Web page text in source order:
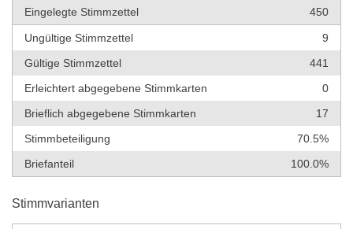
Eingelegte Stimmzettel
450
Ungültige Stimmzettel
9
Gültige Stimmzettel
441
Erleichtert abgegebene Stimmkarten
0
Brieflich abgegebene Stimmkarten
17
Stimmbeteiligung
70.5%
Briefanteil
100.0%
Stimmvarianten